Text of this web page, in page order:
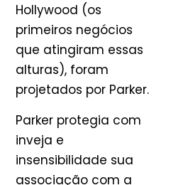
Hollywood (os
primeiros negócios
que atingiram essas
alturas), foram
projetados por Parker.
Parker protegia com
inveja e
insensibilidade sua
associação com a